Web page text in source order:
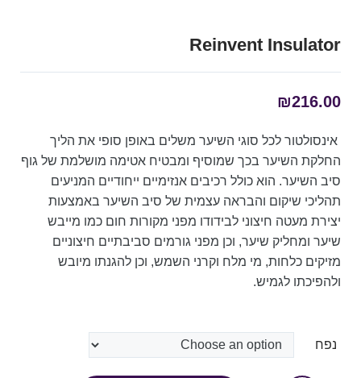
Reinvent Insulator
₪216.00
אינסולטור לכל סוגי השיער משלים באופן סופי את הליך
החלקת השיער בכך שמוסיף ומבטיח אטימה מושלמת של גוף
סיב השיער. הוא כולל רכיבים אנזימיים ייחודיים המניעים
תהליכי שיקום והבראה עצמית של סיב השיער באמצעות
יצירת מעטה חיצוני לבידודו מפני מקורות חום כמו מייבש
שיער ומחליק שיער, וכן מפני גורמים סביבתיים חיצוניים
מזיקים כלחות, מי מלח וקרני השמש, וכן להגנתו מיובש
ולהפיכתו לגמיש.
נפח